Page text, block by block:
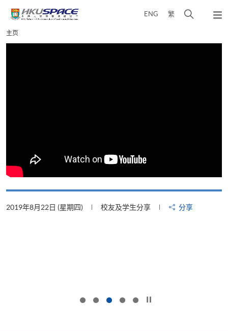
content
ENG 繁
弹
Main
content
主页
2019年8月22日 (星期四) 校友及学生分享 分享